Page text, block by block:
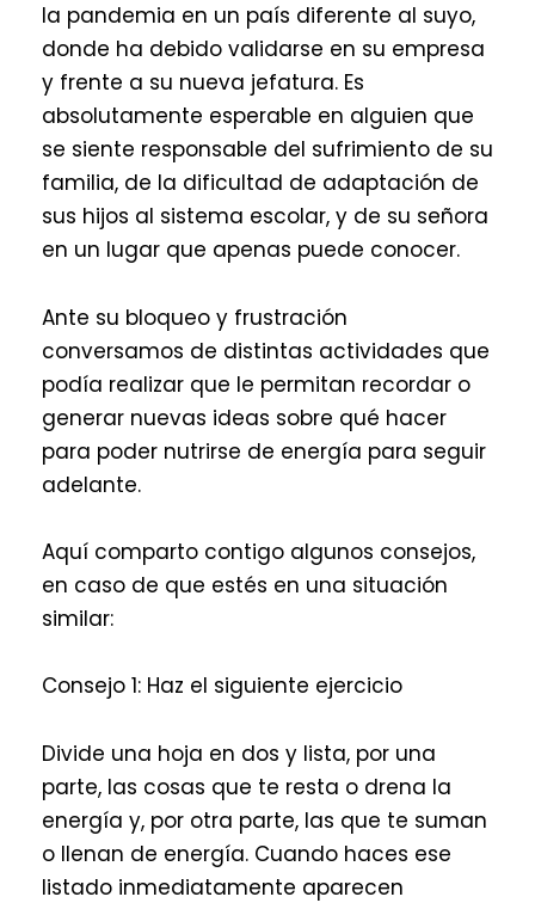
la pandemia en un país diferente al suyo,
donde ha debido validarse en su empresa
y frente a su nueva jefatura. Es
absolutamente esperable en alguien que
se siente responsable del sufrimiento de su
familia, de la dificultad de adaptación de
sus hijos al sistema escolar, y de su señora
en un lugar que apenas puede conocer.
Ante su bloqueo y frustración
conversamos de distintas actividades que
podía realizar que le permitan recordar o
generar nuevas ideas sobre qué hacer
para poder nutrirse de energía para seguir
adelante.
Aquí comparto contigo algunos consejos,
en caso de que estés en una situación
similar:
Consejo 1: Haz el siguiente ejercicio
Divide una hoja en dos y lista, por una
parte, las cosas que te resta o drena la
energía y, por otra parte, las que te suman
o llenan de energía. Cuando haces ese
listado inmediatamente aparecen